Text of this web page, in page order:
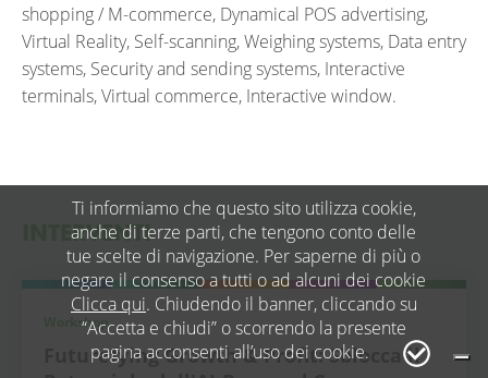
shopping / M-commerce, Dynamical POS advertising,
Virtual Reality, Self-scanning, Weighing systems, Data entry
systems, Security and sending systems, Interactive
terminals, Virtual commerce, Interactive window.
INTERVENTI
Workshop
Futurefying Growth & Profit: Sblocca il
Ti informiamo che questo sito utilizza cookie,
anche di terze parti, che tengono conto delle
tue scelte di navigazione. Per saperne di più o
negare il consenso a tutti o ad alcuni dei cookie
Clicca qui. Chiudendo il banner, cliccando su
“Accetta e chiudi” o scorrendo la presente
pagina acconsenti all’uso dei cookie.